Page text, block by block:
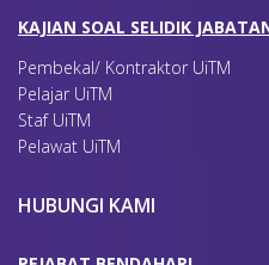
KAJIAN SOAL SELIDIK
Pembekal/ Kontraktor UiTM
Pelajar UiTM
Staf UiTM
Pelawat UiTM
HUBUNGI KAMI